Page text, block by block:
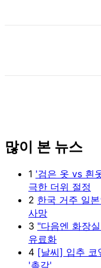
많이 본 뉴스
1 '검은 옷 vs 흰
극한 더위 절정
2 한국 거주 일
사망
3 "다음엔 화장
유료화
4 [날씨] 입추
'촉각'